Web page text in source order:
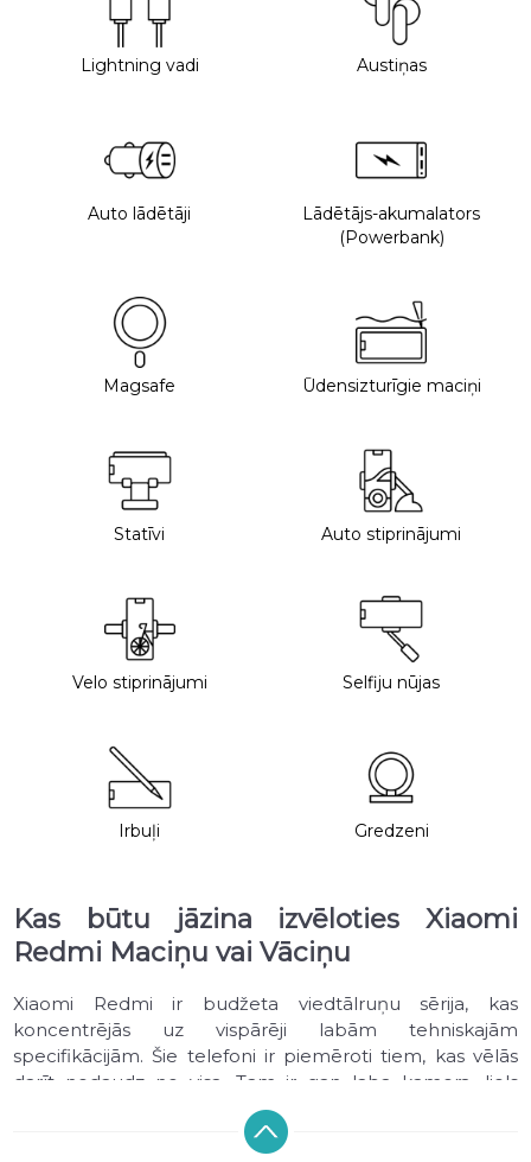
Lightning vadi Austiņas
Auto lādētāji
Lādētājs-akumalators
(Powerbank)
Magsafe Ūdensizturīgie maciņi
Statīvi Auto stiprinājumi
Velo stiprinājumi Selfiju nūjas
Irbuļi Gredzeni
Kas būtu jāzina izvēloties Xiaomi
Redmi Maciņu vai Vāciņu
Xiaomi Redmi ir budžeta viedtālruņu sērija, kas
koncentrējās uz vispārēji labām tehniskajām
specifikācijām. Šie telefoni ir piemēroti tiem, kas vēlās
darīt nedaudz no visa. Tam ir gan laba kamera, liels
ekrāns, gan izturīga baterija.
Līdz ar to ja vēlies, lai viedtālrunis kalpo ilgu laiku to